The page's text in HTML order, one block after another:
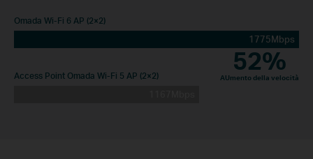
Omada Wi-Fi 6 AP (2×2)
1775Mbps
52%
AUmento della velocità
Access Point Omada Wi-Fi 5 AP (2×2)